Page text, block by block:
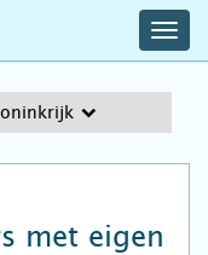
met eigen